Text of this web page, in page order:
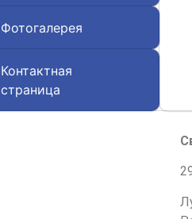
Фотогалерея
Контактная
страница